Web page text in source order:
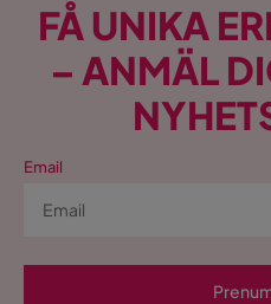
FÅ UNIKA
– ANMÄL
Email